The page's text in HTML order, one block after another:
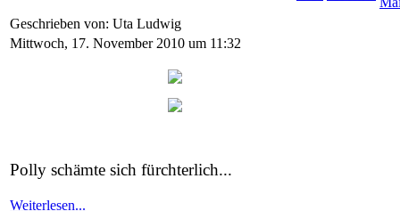
Geschrieben von: Uta Ludwig
Mittwoch, 17. November 2010 um 11:32
Polly schämte sich fürchterlich...
Weiterlesen...